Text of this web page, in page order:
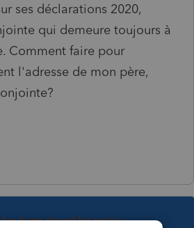
ses déclarations 2020,
qui demeure toujours à
Comment faire pour
l'adresse de mon père,
been closed for replies.